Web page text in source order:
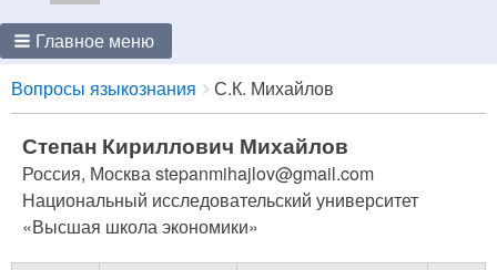
Главное меню
Breadcrumbs
You
are
here:
Вопросы языкознания С.К. Михайлов
Степан Кириллович Михайлов
Россия, Москва stepanmihajlov@gmail.com
Национальный исследовательский университет
«Высшая школа экономики»